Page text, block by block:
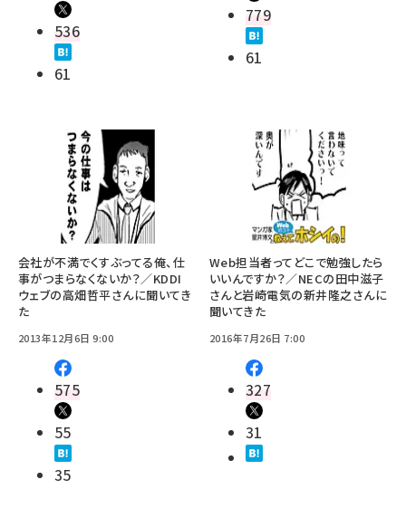
536
61
779
61
会社が不満でくすぶってる俺、仕
事がつまらなくないか？／KDDI
ウェブの高畑哲平さんに聞いてき
た
2013年12月6日 9:00
575
55
35
Web担当者ってどこで勉強したら
いいんですか？／NECの田中滋子
さんと岩崎電気の新井隆之さんに
聞いてきた
2016年7月26日 7:00
327
31